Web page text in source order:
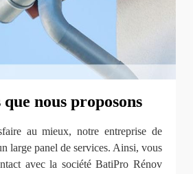
nous proposons
au mieux, notre entreprise de
large panel de services. Ainsi, vous
avec la société BatiPro Rénov